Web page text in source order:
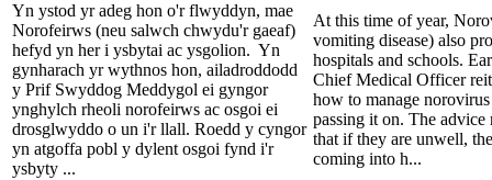
Yn ystod yr adeg hon o'r flwyddyn, mae
Norofeirws (neu salwch chwydu'r gaeaf)
hefyd yn her i ysbytai ac ysgolion. Yn
gynharach yr wythnos hon, ailadroddodd
y Prif Swyddog Meddygol ei gyngor
ynghylch rheoli norofeirws ac osgoi ei
drosglwyddo o un i'r llall. Roedd y cyngor
yn atgoffa pobl y dylent osgoi fynd i'r
ysbyty ...
At this time of year,
vomiting disease) also
hospitals and schools.
Chief Medical Officer
how to manage
passing it on. The advice
that if they are unwell,
coming into h...